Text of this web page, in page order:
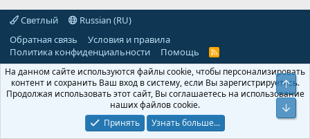
Светлый
Russian (RU)
Обратная связь
Условия и правила
Политика конфиденциальности
Помощь
R
S
На данном сайте используются файлы cookie, чтобы персонализировать
контент и сохранить Ваш вход в систему, если Вы зарегистрируетесь.
Продолжая использовать этот сайт, Вы соглашаетесь на использование
наших файлов cookie.
Принять
Узнать больше...